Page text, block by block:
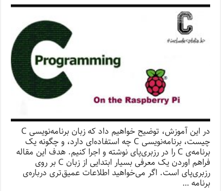
در این آموزش، توضیح خواهیم داد که زبان برنامه‌نویسی C
چیست، برنامه‌نویسی C چه استفاده‌ای دارد، و چگونه یک
برنامه‌ی C را در رزبری‌پای نوشته و اجرا کنیم. هدف این مقاله
فراهم اوردن یک معرفی بسیار ابتدایی از زبان C بر روی
رزبری‌پای است. اگر می‌خواهید اطلاعات عمیق‌تری درباره‌ی
برنامه …